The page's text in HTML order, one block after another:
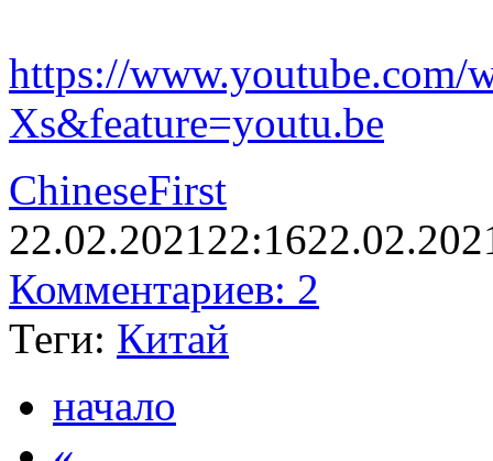
https://www.youtube.com/
Xs&feature=youtu.be
ChineseFirst
22.02.202122:16
Комментариев: 2
Теги: Китай
начало